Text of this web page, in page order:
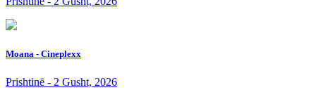
Moana - Cineplexx
Prishtinë - 2 Gusht, 2026